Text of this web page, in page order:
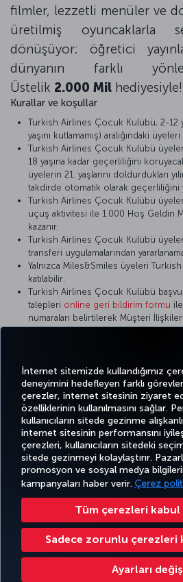
İnternet sitemizde kullandığımız
deneyimini hedefleyen farklı
çerezler, internet sitesinin ziyaret
özelliklerinin kullanılmasını sağlar.
kullanıcıların sitede gezinme
internet sitesinin performansını
çerezleri, kullanıcıların sitedeki
sitede gezinmeyi kolaylaştırır.
promosyon ve sosyal medya
kampanyaları haber verir. Çerez
Tüm çerezleri
Sadece zorunlu çerezleri
Ayarları
filmler, lezzetli menüler ve
üretilmiş oyuncaklarla
dönüşüyor; öğretici
dünyanın farklı
Üstelik 2.000 Mil hediyesiyle!
Kurallar ve koşullar
Turkish Airlines Çocuk Kulübü, 2-12
yaşını kutlamamış) aralığındaki üyeleri
Turkish Airlines Çocuk Kulübü
18 yaşına kadar geçerliliğini
üyelerin 21. yaşlarını doldurdukları
takdirde otomatik olarak geçerliliğini
Turkish Airlines Çocuk Kulübü
uçuş aktivitesi ile 1.000 Hoş Geldin
kazanır.
Turkish Airlines Çocuk Kulübü
transferi uygulamalarından
Yalnızca Miles&Smiles üyeleri
katılabilir.
Turkish Airlines Çocuk Kulübü
talepleri online geri bildirim formu
numaraları belirtilerek Müşteri
TwitterFacebook
Instagram
Youtube
BİLET
AL VE
YÖNET
DENEYİM
FIRSATLAR
VE UÇUŞ
NOKTALARI
Bilgi Toplumu Hizmetleri Erişilebilirlik Gizlilik ve Çerez
Çerez Ayarlarını
Türk Hava Yolları A.O. Her hakkı